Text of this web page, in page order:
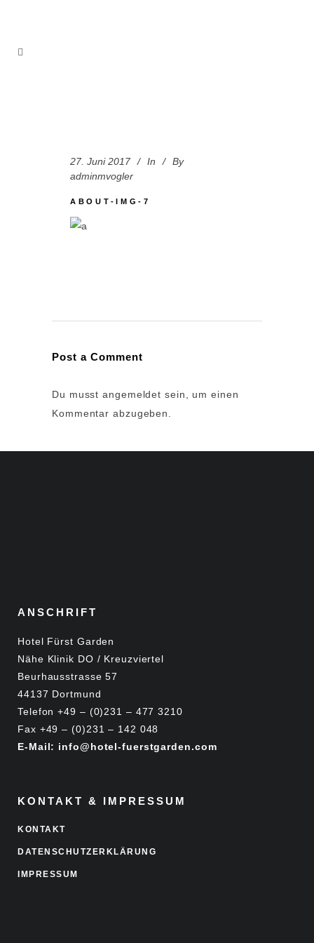
27. Juni 2017 In
By
adminmvogler
ABOUT-IMG-7
Post a Comment
Du musstangemeldet sein, um einen
Kommentar abzugeben.
ANSCHRIFT
Hotel Fürst Garden
Nähe Klinik DO / Kreuzviertel
Beurhausstrasse 57
44137 Dortmund
Telefon +49 – (0)231 – 477 3210
Fax +49 – (0)231 – 142 048
E-Mail: info@hotel-fuerstgarden.com
KONTAKT & IMPRESSUM
KONTAKT
DATENSCHUTZERKLÄRUNG
IMPRESSUM